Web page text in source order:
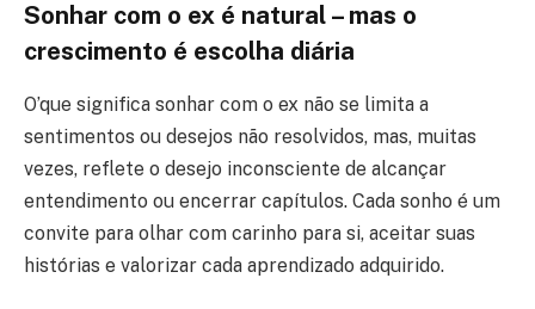
Sonhar com o ex é natural – mas o
crescimento é escolha diária
O’que significa sonhar com o ex não se limita a
sentimentos ou desejos não resolvidos, mas, muitas
vezes, reflete o desejo inconsciente de alcançar
entendimento ou encerrar capítulos. Cada sonho é um
convite para olhar com carinho para si, aceitar suas
histórias e valorizar cada aprendizado adquirido.